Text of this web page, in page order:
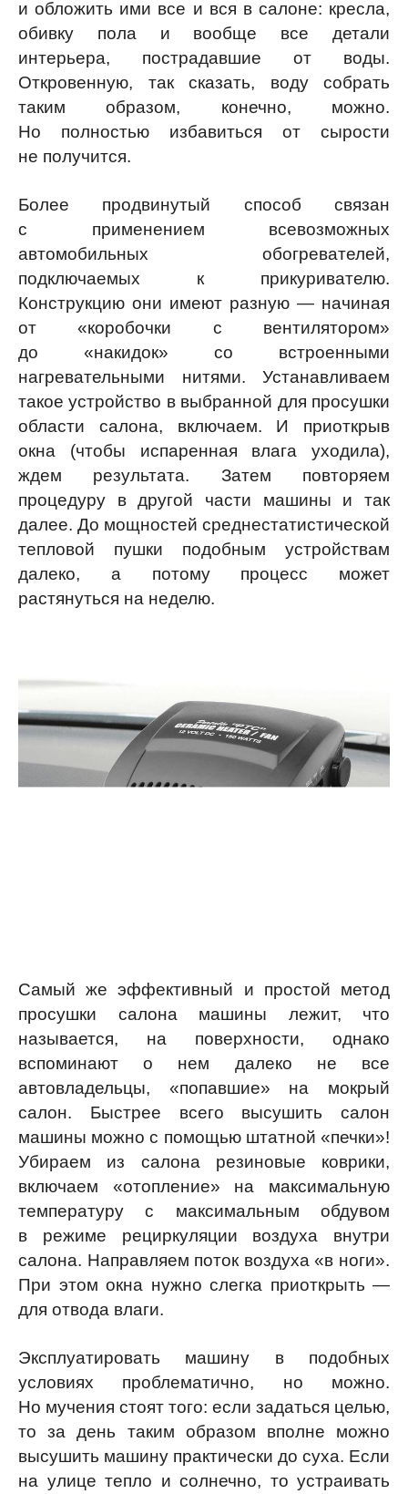
и обложить ими все и вся в салоне: кресла,
обивку пола и вообще все детали
интерьера, пострадавшие от воды.
Откровенную, так сказать, воду собрать
таким образом, конечно, можно.
Но полностью избавиться от сырости
не получится.
Более продвинутый способ связан
с применением всевозможных
автомобильных обогревателей,
подключаемых к прикуривателю.
Конструкцию они имеют разную — начиная
от «коробочки с вентилятором»
до «накидок» со встроенными
нагревательными нитями. Устанавливаем
такое устройство в выбранной для просушки
области салона, включаем. И приоткрыв
окна (чтобы испаренная влага уходила),
ждем результата. Затем повторяем
процедуру в другой части машины и так
далее. До мощностей среднестатистической
тепловой пушки подобным устройствам
далеко, а потому процесс может
растянуться на неделю.
Самый же эффективный и простой метод
просушки салона машины лежит, что
называется, на поверхности, однако
вспоминают о нем далеко не все
автовладельцы, «попавшие» на мокрый
салон. Быстрее всего высушить салон
машины можно с помощью штатной «печки»!
Убираем из салона резиновые коврики,
включаем «отопление» на максимальную
температуру с максимальным обдувом
в режиме рециркуляции воздуха внутри
салона. Направляем поток воздуха «в ноги».
При этом окна нужно слегка приоткрыть —
для отвода влаги.
Эксплуатировать машину в подобных
условиях проблематично, но можно.
Но мучения стоят того: если задаться целью,
то за день таким образом вполне можно
высушить машину практически до суха. Если
на улице тепло и солнечно, то устраивать